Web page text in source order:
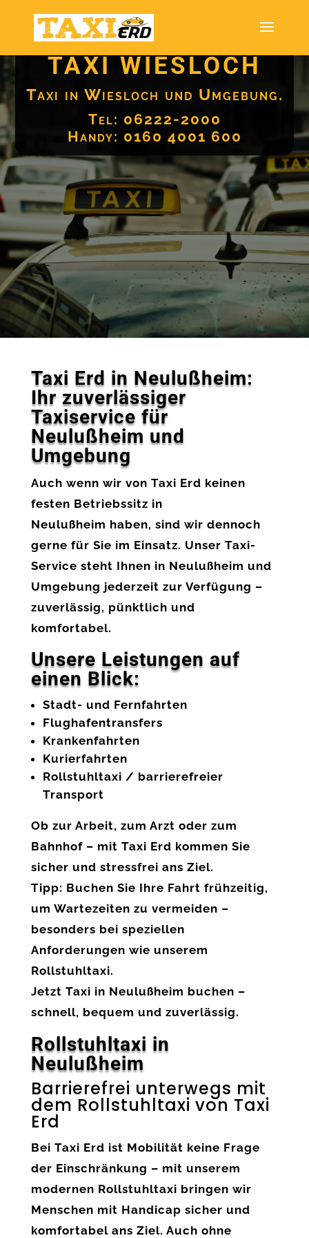
TAXI WIESLOCH
Taxi in Wiesloch und Umgebung.
Tel: 06222-2000
Handy: 0160 4001 600
Taxi Erd in Neulußheim:
Ihr zuverlässiger
Taxiservice für
Neulußheim und
Umgebung
Auch wenn wir von Taxi Erd keinen
festen Betriebssitz in
Neulußheim haben, sind wir dennoch
gerne für Sie im Einsatz. Unser Taxi-
Service steht Ihnen in Neulußheim und
Umgebung jederzeit zur Verfügung –
zuverlässig, pünktlich und
komfortabel.
Unsere Leistungen auf
einen Blick:
Stadt- und Fernfahrten
Flughafentransfers
Krankenfahrten
Kurierfahrten
Rollstuhltaxi / barrierefreier
Transport
Ob zur Arbeit, zum Arzt oder zum
Bahnhof – mit Taxi Erd kommen Sie
sicher und stressfrei ans Ziel.
Tipp: Buchen Sie Ihre Fahrt frühzeitig,
um Wartezeiten zu vermeiden –
besonders bei speziellen
Anforderungen wie unserem
Rollstuhltaxi.
Jetzt Taxi in Neulußheim buchen –
schnell, bequem und zuverlässig.
Rollstuhltaxi in
Neulußheim
Barrierefrei unterwegs mit
dem Rollstuhltaxi von Taxi
Erd
Bei Taxi Erd ist Mobilität keine Frage
der Einschränkung – mit unserem
modernen Rollstuhltaxi bringen wir
Menschen mit Handicap sicher und
komfortabel ans Ziel. Auch ohne